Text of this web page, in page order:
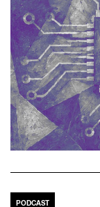
PODCAST